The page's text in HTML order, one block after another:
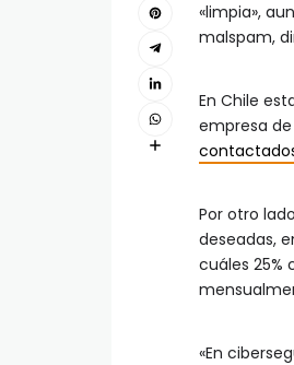
«limpia»,
malspam,
En Chile
empresa
Por otro
deseadas,
cuáles 25%
«En